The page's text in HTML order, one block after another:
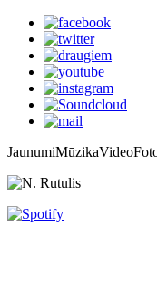
JaunumiMūzikaVideo